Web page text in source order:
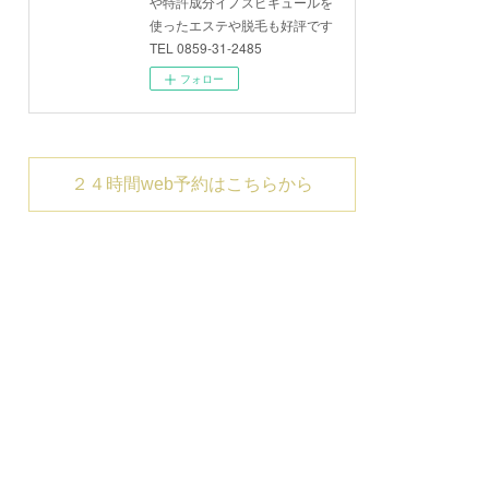
使ったエステや脱毛も好評です
TEL 0859-31-2485
フォロー
２４時間web予約はこちらから